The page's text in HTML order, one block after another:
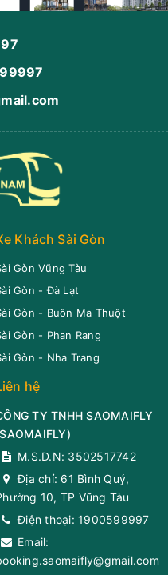
Khách Sài Gòn
Gòn Vũng Tàu
Gòn - Đà Lạt
Gòn - Buôn Ma Thuột
Gòn - Phan Rang
Gòn - Nha Trang
hệ
TY TNHH SAOMAIFLY
SAOMAIFLY)
M.S.D.N: 3502517742
Địa chỉ: 61 Bình Quý,
10, TP Vũng Tàu
Điện thoại: 1900599997
Email: